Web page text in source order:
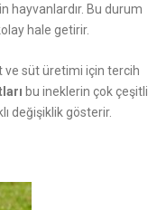
hayvanlardır. Bu durum
hale getirir.
ve süt üretimi için tercih
bu ineklerin çok çeşitli
değişiklik gösterir.